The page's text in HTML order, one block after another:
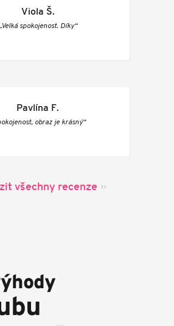
Viola Š.
spokojenost. Díky“
Pavlína F.
obraz je krásný“
všechny recenze